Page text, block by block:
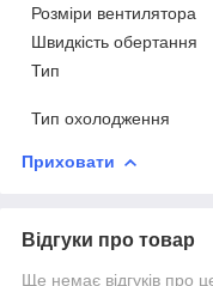
Розміри вентилятора
Швидкість обертання
Тип
Тип охолодження
Приховати
Відгуки про товар
Ще немає відгуків про